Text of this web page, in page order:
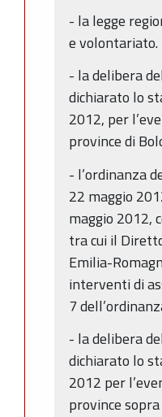
- la legge
e
- la delibera
dichiarato lo
2012, per
province di
- l’ordinanza
22 maggio
maggio 2012,
tra cui il
Emilia-
interventi di
7
- la delibera
dichiarato lo
2012 per
province